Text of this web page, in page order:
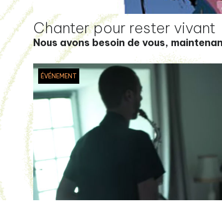
Chanter pour rester vivant
Nous avons besoin de vous,
ÉVÉNEMENT